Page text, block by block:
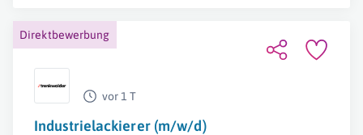
Direktbewerbung
vor 1 T
Industrielackierer (m/w/d)